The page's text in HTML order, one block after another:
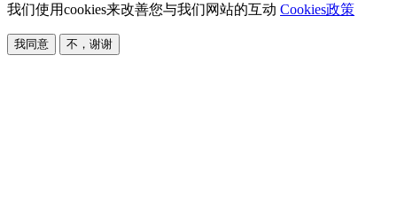
我们使用cookies来改善您与我们网站的互动 Cookies政策
我同意 不，谢谢